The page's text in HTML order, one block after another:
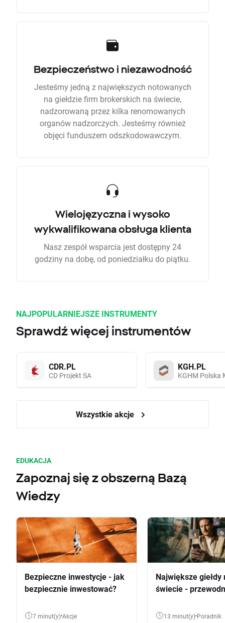
Bezpieczeństwo i niezawodność
Jesteśmy jedną z największych notowanych
na giełdzie firm brokerskich na świecie,
nadzorowaną przez kilka renomowanych
organów nadzorczych. Jesteśmy również
objęci funduszem odszkodowawczym.
Wielojęzyczna i wysoko
wykwalifikowana obsługa klienta
Nasz zespół wsparcia jest dostępny 24
godziny na dobę, od poniedziałku do piątku.
NAJPOPULARNIEJSZE INSTRUMENTY
Sprawdź więcej instrumentów
CDR.PL
CD Projekt SA
KGH.PL
KGHM Polska
Wszystkie akcje
EDUKACJA
Zapoznaj się z obszerną Bazą
Wiedzy
Bezpieczne inwestycje - jak
bezpiecznie inwestować?
7 minut(y) Akcje
Największe giełdy
świecie -
13 minut(y) Poradnik